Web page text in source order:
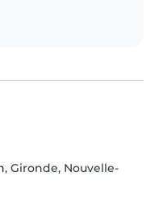
, Gironde, Nouvelle-